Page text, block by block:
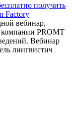
получить
Factory
вебинар,
PROMT
Вебинар
лингвистич